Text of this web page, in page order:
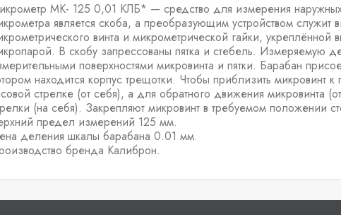
МК- 125 0,01 КЛБ* — средство для измерения
является скоба, а преобразующим устройством служит
винта и микрометрической гайки, укреплённой
В скобу запрессованы пятка и стебель. Измеряемую
поверхностями микровинта и пятки. Барабан
находится корпус трещотки. Чтобы приблизить микровинт
стрелке (от себя), а для обратного движения микровинта
(на себя). Закрепляют микровинт в требуемом положении
предел измерений 125 мм.
деления шкалы барабана 0.01 мм.
бренда Калиброн.